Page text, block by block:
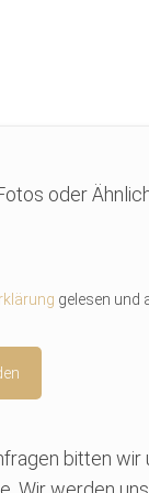
oder
gelesen und
bitten